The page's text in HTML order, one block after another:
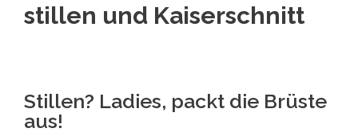
stillen und Kaiserschnitt
Stillen? Ladies, packt die Brüste
aus!